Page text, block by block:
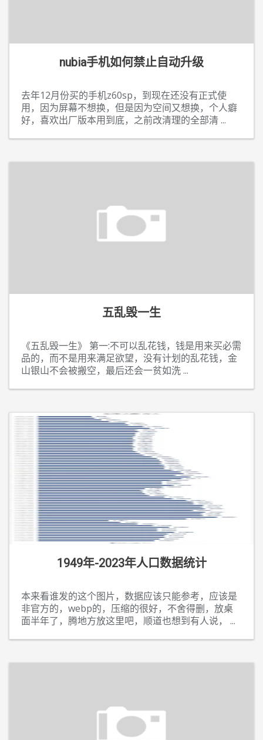
nubia手机如何禁止自动升级
去年12月份买的手机z60sp，到现在还没有正式使
用，因为屏幕不想换，但是因为空间又想换，个人癖
好，喜欢出厂版本用到底，之前改清理的全部清...
五乱毁一生
《五乱毁一生》 第一:不可以乱花钱，钱是用来买必需
品的，而不是用来满足欲望，没有计划的乱花钱，金
山银山不会被搬空，最后还会一贫如洗...
1949年-2023年人口数据统计
本来看谁发的这个图片，数据应该只能参考，应该是
非官方的，webp的，压缩的很好，不舍得删，放桌
面半年了，腾地方放这里吧，顺道也想到有人说， ...